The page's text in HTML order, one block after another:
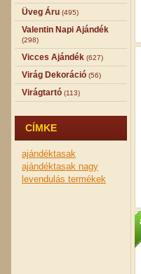
Üveg Áru (495)
Valentin Napi Ajándék
(298)
Vicces Ajándék (627)
Virág Dekoráció (56)
Virágtartó (113)
CÍMKE
ajándéktasak
ajándéktasak nagy
levendulás termékek